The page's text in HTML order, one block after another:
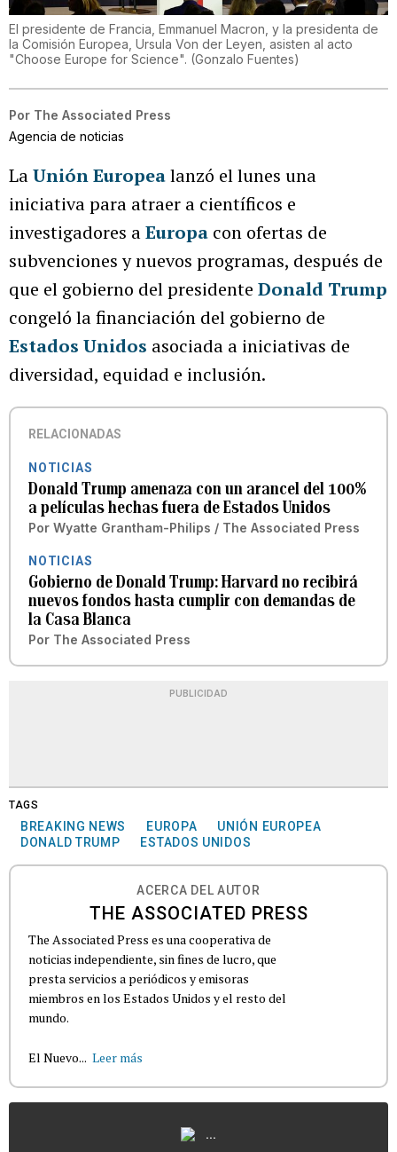
El presidente de Francia, Emmanuel Macron, y la presidenta de
la Comisión Europea, Ursula Von der Leyen, asisten al acto
"Choose Europe for Science". (Gonzalo Fuentes)
Por The Associated Press
Agencia de noticias
LaUnión Europealanzó el lunes una
iniciativa para atraer a científicos e
investigadores aEuropa con ofertas de
subvenciones y nuevos programas, después de
que el gobierno del presidente Donald Trump
congeló la financiación del gobierno de
Estados Unidos asociada a iniciativas de
diversidad, equidad e inclusión.
RELACIONADAS
NOTICIAS
Donald Trump amenaza con un arancel del 100%
a películas hechas fuera de Estados Unidos
Por Wyatte Grantham-Philips / The Associated Press
NOTICIAS
Gobierno de Donald Trump: Harvard no recibirá
nuevos fondos hasta cumplir con demandas de
la Casa Blanca
Por The Associated Press
PUBLICIDAD
TAGS
BREAKING NEWS EUROPA
UNIÓN EUROPEA
DONALD TRUMP
ESTADOS UNIDOS
ACERCA DEL AUTOR
THE ASSOCIATED PRESS
The Associated Press es una cooperativa de
noticias independiente, sin fines de lucro, que
presta servicios a periódicos y emisoras
miembros en los Estados Unidos y el resto del
mundo.
El Nuevo... Leer más
...